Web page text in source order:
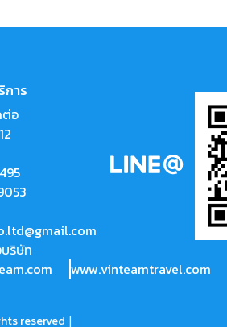
าร
ต่อ
ริษัท
www.vinteamtravel.com
reserved |